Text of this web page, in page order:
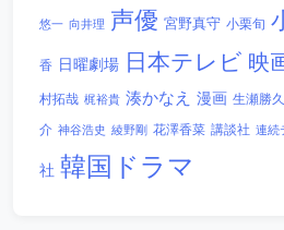
悠一 向井理 声優 宮野真守 小栗旬
香 日曜劇場 日本テレビ 映
村拓哉 梶裕貴 湊かなえ 漫画 生瀬勝久
介 神谷浩史 綾野剛 花澤香菜 講談社 連続
社 韓国ドラマ